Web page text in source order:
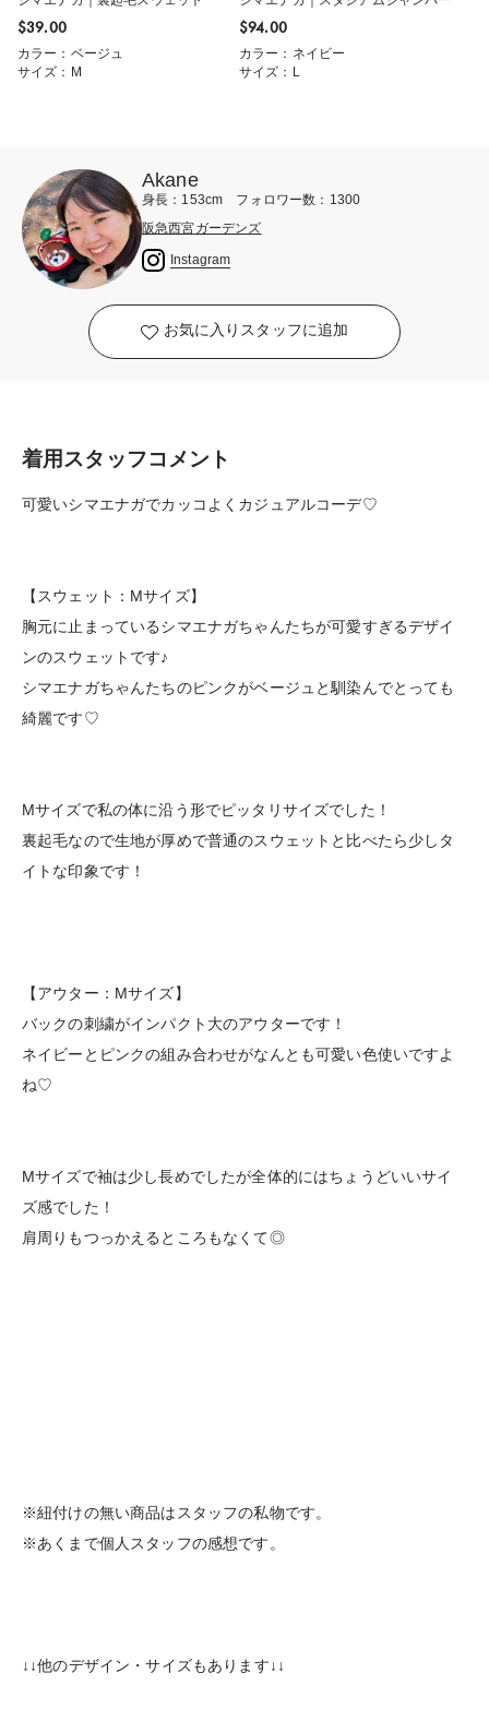
$‌39.00
カラー：ベージュ
サイズ：M
$‌94.00
カラー：ネイビー
サイズ：L
Akane
身長：153cm フォロワー数：1300
阪急西宮ガーデンズ
Instagram
お気に入りスタッフに追加
着用スタッフコメント
可愛いシマエナガでカッコよくカジュアルコーデ♡
【スウェット：Mサイズ】
胸元に止まっているシマエナガちゃんたちが可愛すぎるデザイ
ンのスウェットです♪
シマエナガちゃんたちのピンクがベージュと馴染んでとっても
綺麗です♡
Mサイズで私の体に沿う形でピッタリサイズでした！
裏起毛なので生地が厚めで普通のスウェットと比べたら少しタ
イトな印象です！
【アウター：Mサイズ】
バックの刺繍がインパクト大のアウターです！
ネイビーとピンクの組み合わせがなんとも可愛い色使いですよ
ね♡
Mサイズで袖は少し長めでしたが全体的にはちょうどいいサイ
ズ感でした！
肩周りもつっかえるところもなくて◎
※紐付けの無い商品はスタッフの私物です。
※あくまで個人スタッフの感想です。
↓↓他のデザイン・サイズもあります↓↓